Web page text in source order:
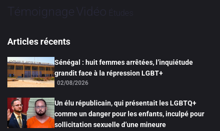
TémoignageVidéo Études
Articles récents
Sénégal : huit femmes arrêtées, l’inquiétude
grandit face à la répression LGBT+
02/08/2026
Un élu républicain, qui présentait les LGBTQ+
comme un danger pour les enfants, inculpé pour
sollicitation sexuelle d’une mineure